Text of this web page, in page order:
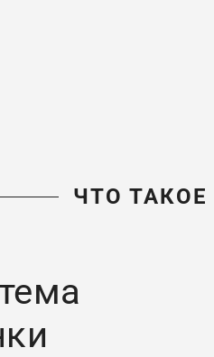
ЧТО ТАКОЕ